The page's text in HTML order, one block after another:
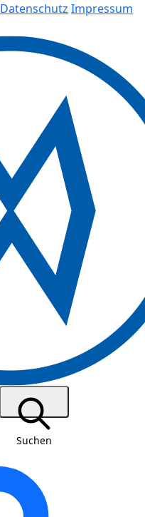
Datenschutz Impressum
Suchen